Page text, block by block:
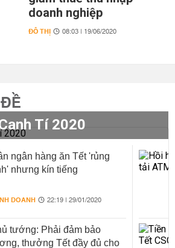
doanh nghiệp
ĐÔ THỊ 08:03 | 19/06/2020
Tí 2020
ngân hàng ăn Tết 'rủng
nhưng kín tiếng
DOANH 22:19 | 29/01/2020
tướng: Phải đảm bảo
thưởng Tết đầy đủ cho